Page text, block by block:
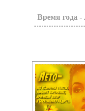
Время года -